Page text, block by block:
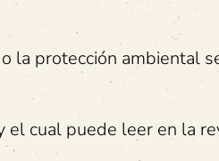
la protección ambiental
cual puede leer en la